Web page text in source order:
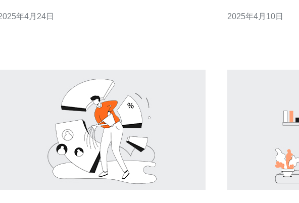
坡服服务器地址的优势，并解释为什么它是快速连接全
年4月24日
和更好的游戏体验
2025年4月10日